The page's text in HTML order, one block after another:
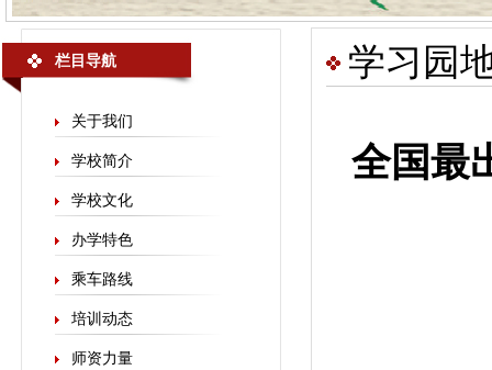
栏目导航
关于我们
学校简介
学校文化
办学特色
乘车路线
培训动态
师资力量
学习园
全国最